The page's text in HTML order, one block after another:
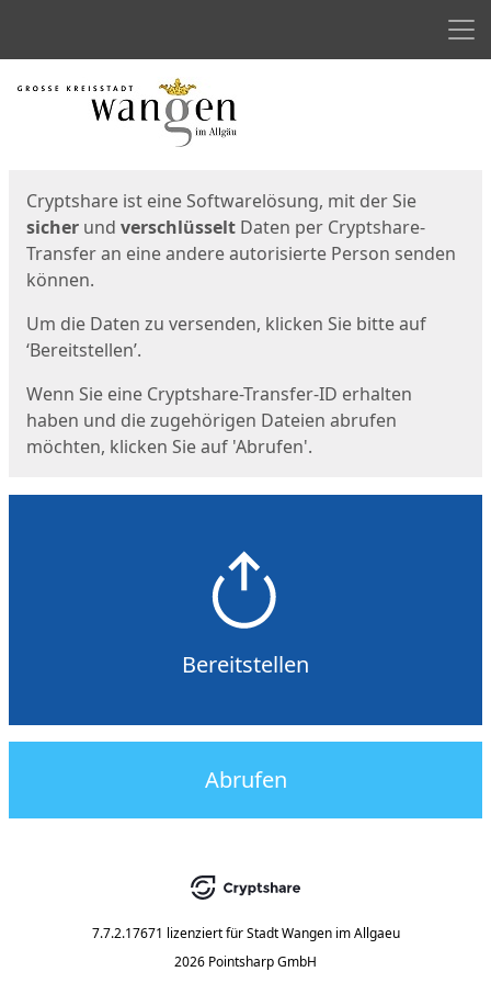
Start
Cryptshare ist eine Softwarelösung, mit der Sie
sicher und verschlüsselt Daten per Cryptshare-
Transfer an eine andere autorisierte Person senden
können.
Um die Daten zu versenden, klicken Sie bitte auf
‘Bereitstellen’.
Wenn Sie eine Cryptshare-Transfer-ID erhalten
haben und die zugehörigen Dateien abrufen
möchten, klicken Sie auf 'Abrufen'.
Bereitstellen
Abrufen
7.7.2.17671 lizenziert für Stadt Wangen im Allgaeu
2026 Pointsharp GmbH